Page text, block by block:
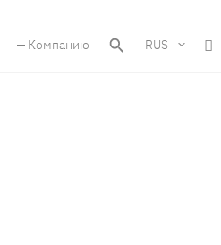
Компанию RUS